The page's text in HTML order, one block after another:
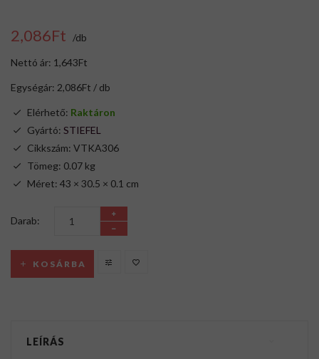
2,086Ft /db
Nettó ár: 1,643Ft
Egységár: 2,086Ft / db
Elérhető: Raktáron
Gyártó: STIEFEL
Cikkszám: VTKA306
Tömeg: 0.07 kg
Méret: 43 × 30.5 × 0.1 cm
Darab:
KOSÁRBA
LEÍRÁS